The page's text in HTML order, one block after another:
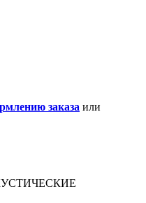
заказа или